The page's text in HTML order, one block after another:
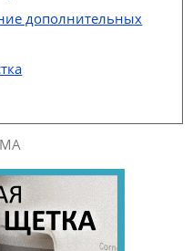
дополнительных